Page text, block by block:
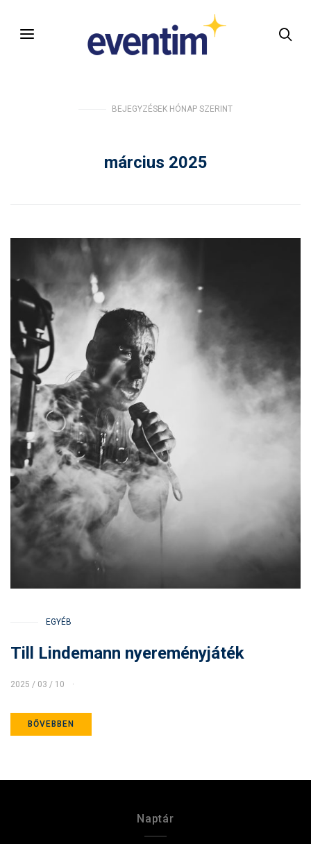
BEJEGYZÉSEK HÓNAP SZERINT
március 2025
EGYÉB
Till Lindemann nyereményjáték
2025 / 03 / 10
BŐVEBBEN
Naptár